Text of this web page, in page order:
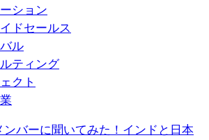
ション
ドセールス
ル
ティング
クト
ンバーに聞いてみた！インドと日本